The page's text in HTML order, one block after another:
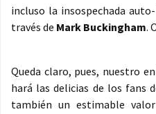
incluso la insospechada
través de Mark Buckingham.
Queda claro, pues, nuestro
hará las delicias de los fans
también un estimable